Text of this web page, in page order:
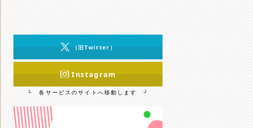
（旧Twitter）
Instagram
└ 各サービスのサイトへ移動します ┘